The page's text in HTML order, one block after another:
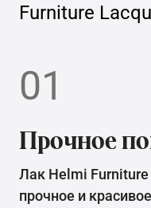
Furniture
01
Прочное
Лак Helmi Furniture
прочное и